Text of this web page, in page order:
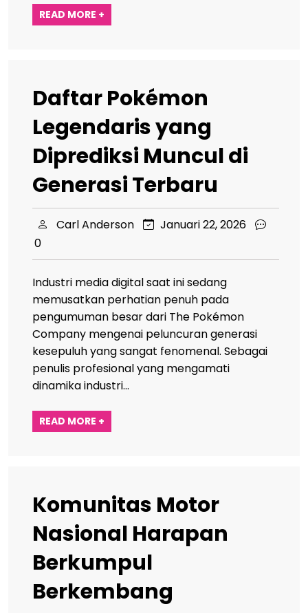
READ MORE +
Daftar Pokémon
Legendaris yang
Diprediksi Muncul di
Generasi Terbaru
Carl Anderson
Januari 22, 2026
0
Industri media digital saat ini sedang
memusatkan perhatian penuh pada
pengumuman besar dari The Pokémon
Company mengenai peluncuran generasi
kesepuluh yang sangat fenomenal. Sebagai
penulis profesional yang mengamati
dinamika industri…
READ MORE +
Komunitas Motor
Nasional Harapan
Berkumpul
Berkembang